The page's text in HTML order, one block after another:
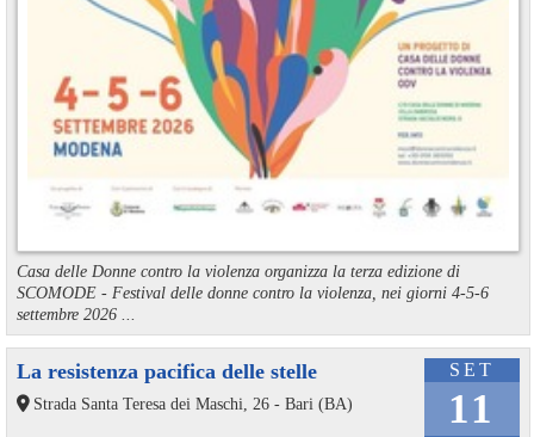
Casa delle Donne contro la violenza organizza la terza edizione di
SCOMODE - Festival delle donne contro la violenza, nei giorni 4-5-6
settembre 2026 ...
SET
11
La resistenza pacifica delle stelle
Strada Santa Teresa dei Maschi, 26 - Bari (BA)